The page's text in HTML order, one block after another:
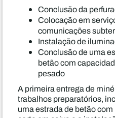
Conclusão da
Colocação em
comunicações
Instalação de
Conclusão de uma
betão com
pesado
A primeira entrega de
trabalhos preparatórios,
uma estrada de betão